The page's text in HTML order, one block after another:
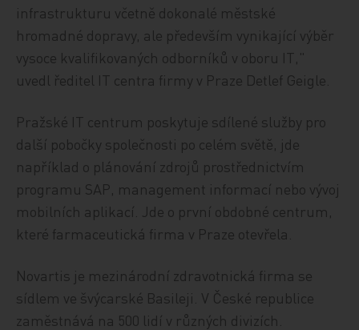
infrastrukturu včetně dokonalé městské
hromadné dopravy, ale především vynikající výběr
vysoce kvalifikovaných odborníků v oboru IT,"
uvedl ředitel IT centra firmy v Praze Detlef Geigle.
Pražské IT centrum poskytuje sdílené služby pro
další pobočky společnosti po celém světě, jde
například o plánování zdrojů prostřednictvím
programu SAP, management informací nebo vývoj
mobilních aplikací. Jde o první obdobné centrum,
které farmaceutická firma v Praze otevřela.
Novartis je mezinárodní zdravotnická firma se
sídlem ve švýcarské Basileji. V České republice
zaměstnává na 500 lidí v různých divizích.